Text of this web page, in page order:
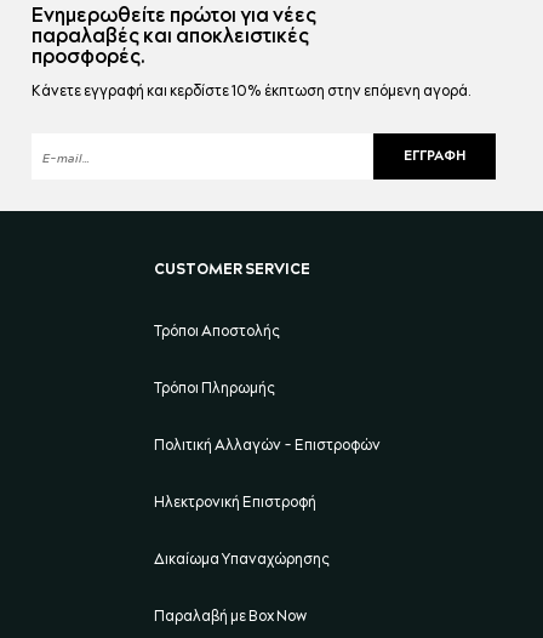
CUSTOMER SERVICE
Τρόποι Αποστολής
Τρόποι Πληρωμής
Πολιτική Αλλαγών - Επιστροφών
Ηλεκτρονική Επιστροφή
Δικαίωμα Υπαναχώρησης
Παραλαβή με Box Now
Ενημερωθείτε πρώτοι για νέες
παραλαβές και αποκλειστικές
προσφορές.
Κάνετε εγγραφή και κερδίστε 10% έκπτωση στην επόμενη αγορά.
ΕΓΓΡΑΦΉ